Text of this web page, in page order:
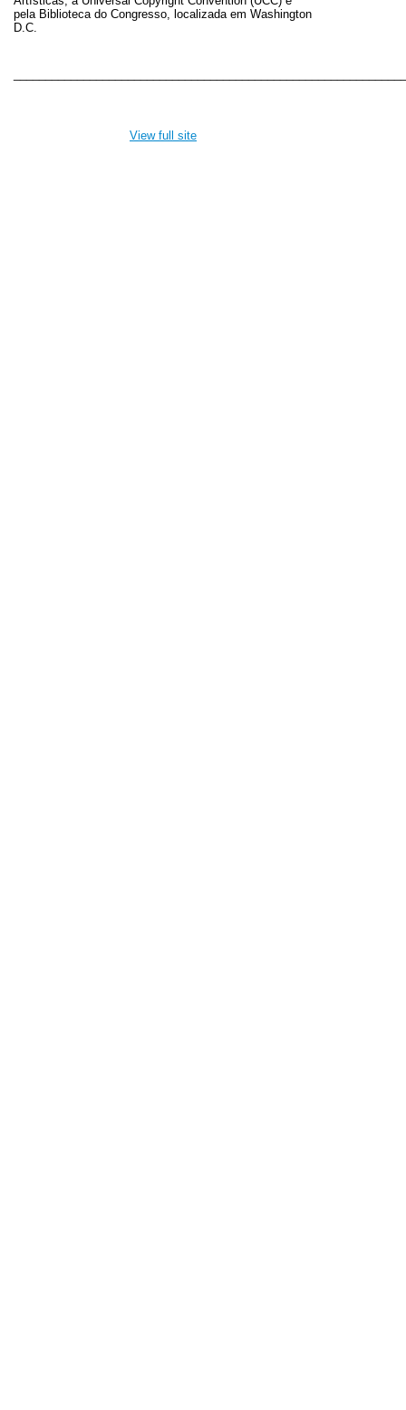
pela Biblioteca do Congresso, localizada em Washington
D.C.
View full site